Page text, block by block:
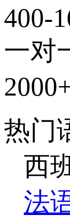
400-
一对
热门
西
法